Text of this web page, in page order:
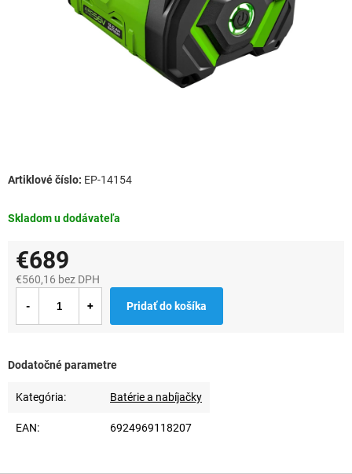
Skladom u dodávateľa
Dodatočné parametre
Kategória: Batérie a nabíjačky
EAN: 6924969118207
EP-14154
€689
€560,16 bez DPH
cena:
Pridať do košíka